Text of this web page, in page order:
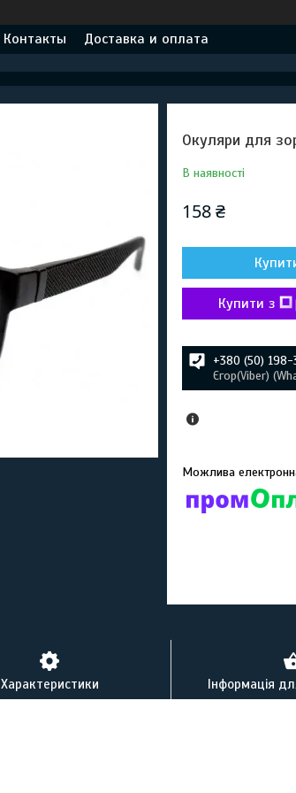
Контакты Доставка и оплата
Окуляри для
В наявності
158 ₴
Купити з
+380 (50)
Єгор(Viber)
Характеристики Інформація